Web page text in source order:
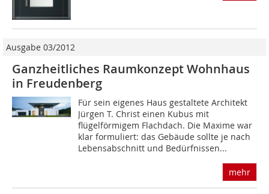
Ausgabe 03/2012
Ganzheitliches Raumkonzept Wohnhaus
in Freudenberg
Für sein eigenes Haus gestaltete Architekt
Jürgen T. Christ einen Kubus mit
flügelförmigem Flachdach. Die Maxime war
klar formuliert: das Gebäude sollte je nach
Lebensabschnitt und Bedürfnissen...
mehr